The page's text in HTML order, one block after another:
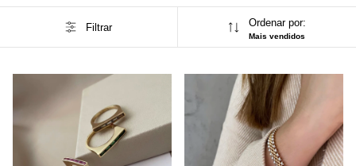
Filtrar Ordenar por:
Mais vendidos